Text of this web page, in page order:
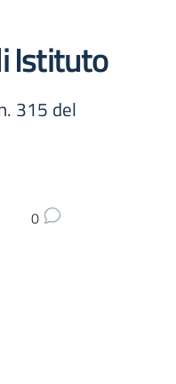
Istituto
315 del
0